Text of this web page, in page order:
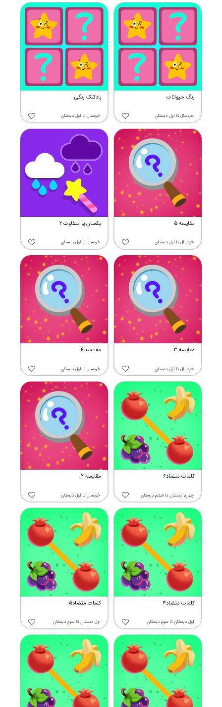
بادکنک رنگی
خردسال تا اول دبستان
رنگ حیوانات
خردسالتا اول دبستان
یکسان یا متفاوت 2
خردسال تا اول دبستان
مقایسه 5
خردسالتا اول دبستان
مقایسه 4
خردسال تا اول دبستان
مقایسه 3
خردسالتا اول دبستان
مقایسه 2
خردسال تا اول دبستان
کلمات متضاد6
چهارم دبستانتا ششم دبستان
کلمات متضاد5
اول دبستان تا سوم دبستان
کلمات متضاد4
اول دبستانتا سوم دبستان